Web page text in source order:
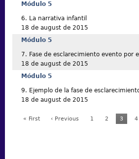
Módulo 5
6. La narrativa infantil
18 de august de 2015
Módulo 5
7. Fase de esclarecimiento evento por
18 de august de 2015
Módulo 5
9. Ejemplo de la fase de
18 de august de 2015
« First ‹ Previous 1 2 3 4